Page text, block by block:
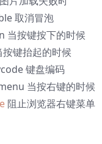
取消冒泡
当按键按下的时候
键抬起的时候
键盘编码
当按右键的时候
阻止浏览器右键菜单